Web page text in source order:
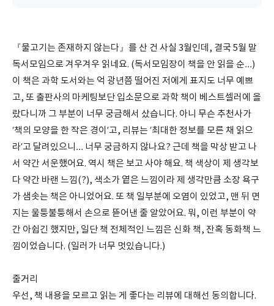
『물고기는 존재하지 않는다』를 산 건 사실 3월인데, 결국 5월 말
독서모임으로 겨우겨우 읽네요. (독서모임장이 책을 안 읽을 순…)
이 책은 과학 도서와는 억 광년쯤 떨어진 저에게 표지도 너무 예쁘
고, 또 출판사의 마케팅보단 입소문으로 과학 책이 베스트셀러에 올
랐다니까 그 부분이 너무 궁금해서 샀습니다. 아니 무슨 추천사가
‘책의 모양을 한 작은 경이’고, 리뷰는 ‘최대한 정보를 모른 채 읽으
라’고 달려있으니… 너무 궁금하지 않나요? 근데 책을 막상 받고 나
서 약간 서운했어요. 역시 책은 보고 사야 해요. 책 색상이 제 생각보
다 약간 바랜 느낌(?), 색소가 옅은 느낌이라 제 생각만큼 소장 욕구
가 샘솟는 책은 아니었어요. 또 책 일부분에 오염이 있었고, 맨 뒤 면
지는 울퉁불퉁해서 손으로 뜯어낸 줄 알았어요. 뭐, 이런 부분이 약
간 아쉽긴 했지만, 일단 책 전체적인 느낌은 신화 책, 잔혹 동화책 느
낌이었습니다. (일러가 너무 멋있습니다.)
줄거리
우선, 책 내용을 모르고 읽는 게 좋다는 리뷰에 대해선 동의합니다.